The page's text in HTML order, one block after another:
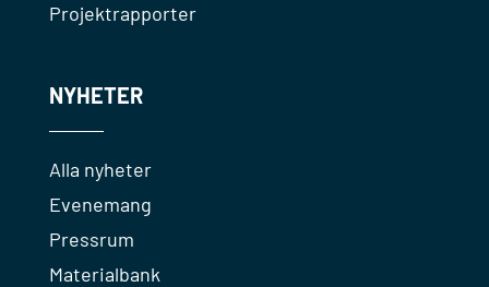
Projektrapporter
NYHETER
Alla nyheter
Evenemang
Pressrum
Materialbank